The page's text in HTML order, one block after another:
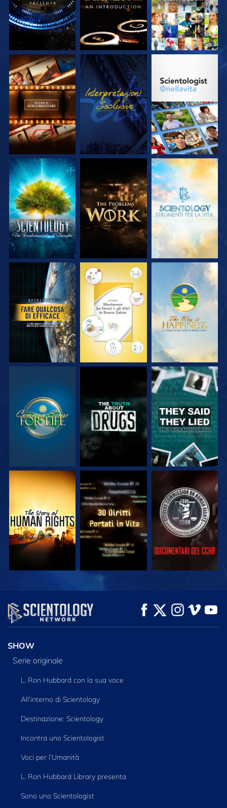
ESPLORA LE
SERIE
GUARDA
ESPLORA LE
ESPLORA LE
SERIE
ESPLORA LE
SERIE
ESPLORA LE
SERIE
GUARDA GUARDA GUARDA
GUARDA GUARDA GUARDA
GUARDA GUARDA GUARDA
GUARDA
ESPLORA LE
SERIE
SHOW
Serie originale
L. Ron Hubbard con la sua voce
All’interno di Scientology
Destinazione: Scientology
Incontra uno Scientologist
Voci per l’Umanità
L. Ron Hubbard Library presenta
Sono uno Scientologist